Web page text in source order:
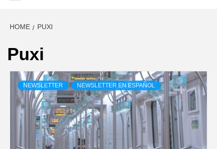
HOME PUXI
Puxi
NEWSLETTER NEWSLETTER EN ESPAÑOL